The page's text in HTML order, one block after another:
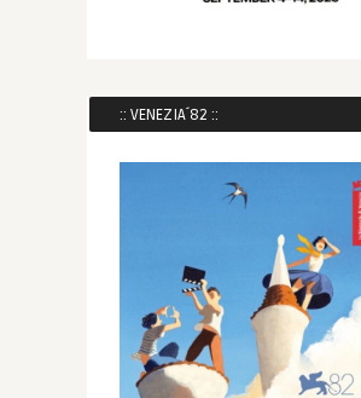
:: VENEZIA´82 ::